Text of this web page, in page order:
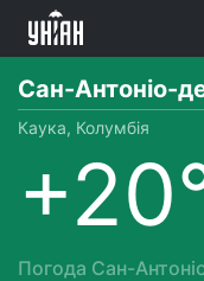
Сан-Антоніо-
Каука, Колумбія
Погода Сан-